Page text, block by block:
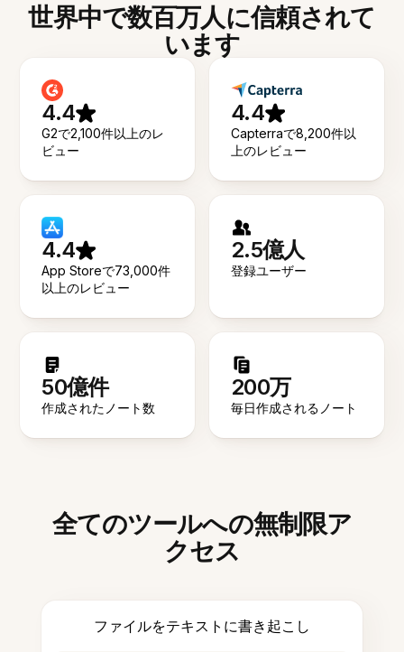
世界中で数百万人に信頼されて
います
4.4
G2で2,100件以上のレ
ビュー
4.4
Capterraで8,200件以
上のレビュー
4.4
App Storeで73,000件
以上のレビュー
2.5億人
登録ユーザー
50億件
作成されたノート数
200万
毎日作成されるノート
全てのツールへの無制限ア
クセス
ファイルをテキストに書き起こし